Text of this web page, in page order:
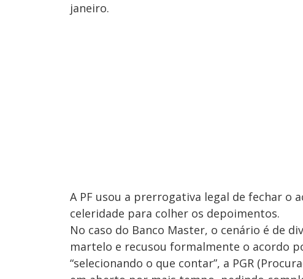
janeiro.
A PF usou a prerrogativa legal de fechar o
celeridade para colher os depoimentos.
No caso do Banco Master, o cenário é de
martelo e recusou formalmente o acordo
“selecionando o que contar”, a PGR